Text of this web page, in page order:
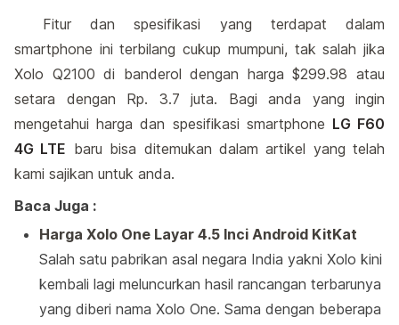
Fitur dan spesifikasi yang terdapat dalam
smartphone ini terbilang cukup mumpuni, tak salah jika
Xolo Q2100 di banderol dengan harga $299.98 atau
setara dengan Rp. 3.7 juta. Bagi anda yang ingin
mengetahui harga dan spesifikasi smartphone LG F60
4G LTE baru bisa ditemukan dalam artikel yang telah
kami sajikan untuk anda.
Baca Juga :
Harga Xolo One Layar 4.5 Inci Android KitKat
Salah satu pabrikan asal negara India yakni Xolo kini
kembali lagi meluncurkan hasil rancangan terbarunya
yang diberi nama Xolo One. Sama dengan beberapa